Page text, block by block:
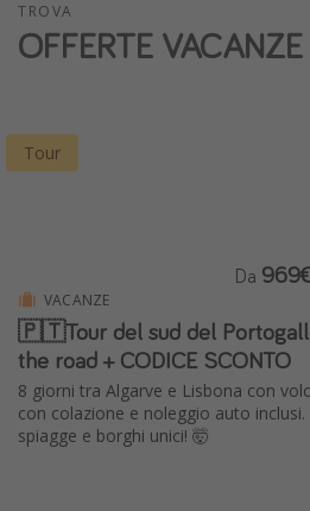
Altri argomenti
Festività del 2026
TROVA
OFFERTE
Tour
VACANZE
🇵🇹Tour del sud del
the road + CODICE SCONTO
8 giorni tra Algarve e Lisbona con
con colazione e noleggio auto inclusi.
spiagge e borghi unici! 🤯
Da